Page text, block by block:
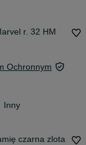
r. 32 HM
Ochronnym
Inny
czarna zlota